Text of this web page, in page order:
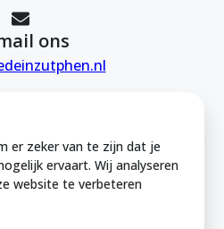
er zeker van te zijn dat je
ervaart. Wij analyseren
website te verbeteren
ons
is onderdeel van de
KVK Zutphense